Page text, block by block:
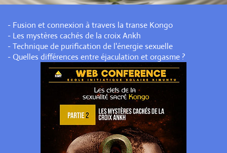
- Fusion et connexion à travers la transe Kongo
- Les mystères cachés de la croix Ankh
- Technique de purification de l'énergie sexuelle
- Quelles différences entre éjaculation et orgasme ?